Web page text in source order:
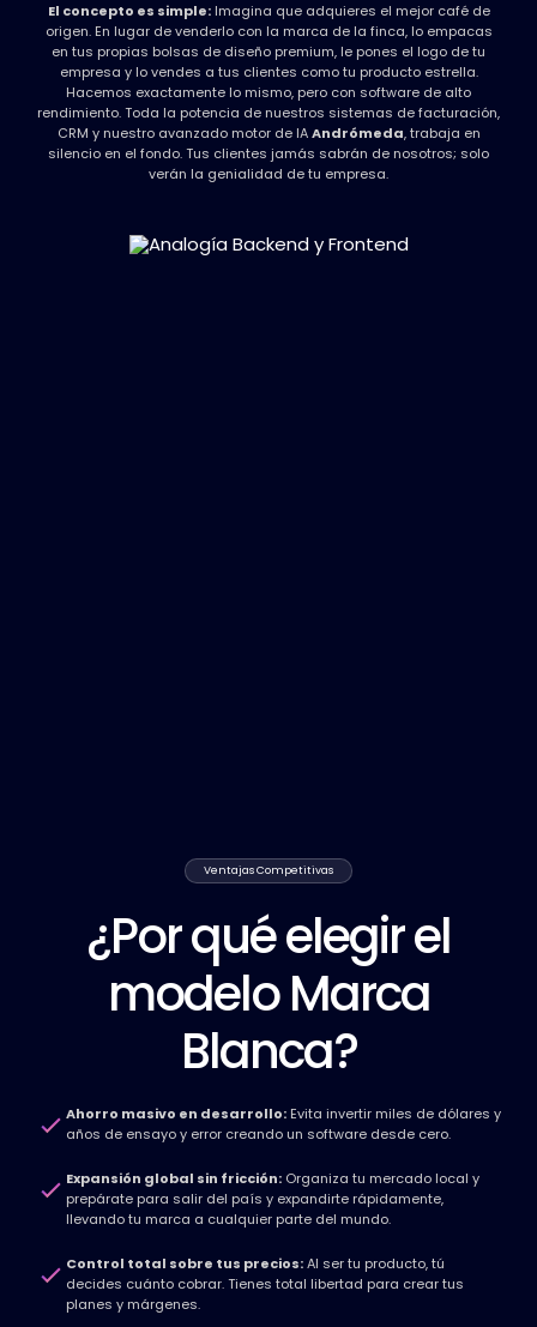
El concepto es simple:Imagina que adquieres el mejor café de
origen. En lugar de venderlo con la marca de la finca, lo empacas
en tus propias bolsas de diseño premium, le pones el logo de tu
empresa y lo vendes a tus clientes como tu producto estrella.
Hacemos exactamente lo mismo, pero con software de alto
rendimiento. Toda la potencia de nuestros sistemas de facturación,
CRM y nuestro avanzado motor de IAAndrómeda, trabaja en
silencio en el fondo. Tus clientes jamás sabrán de nosotros; solo
verán la genialidad de tu empresa.
Ventajas Competitivas
¿Por qué elegir el
modelo Marca
Blanca?
Ahorro masivo en desarrollo: Evita invertir miles de dólares y
años de ensayo y error creando un software desde cero.
Expansión global sin fricción: Organiza tu mercado local y
prepárate para salir del país y expandirte rápidamente,
llevando tu marca a cualquier parte del mundo.
Control total sobre tus precios:Al ser tu producto, tú
decides cuánto cobrar. Tienes total libertad para crear tus
planes y márgenes.